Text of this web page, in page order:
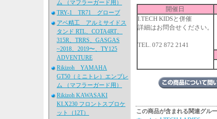
ム （マフラーガード用）
TRY-1 TR71 グローブ
アベ精工 アルミサイドス
タンド RTL、COTA4RT、
315R、TRRS、GASGAS
~2018、2019〜、TY125
ADVENTURE
Rikizoh YAMAHA
GT50（ミニトレ）エンブレ
ム （マフラーガード用）
Rikizoh KAWASAKI
KLX230 フロントスプロケ
ット（12T）
開催日
I.TECH KIDSと併催
詳細はお問合せください。
TEL. 072 872 2141
この商品が含まれる関連グル